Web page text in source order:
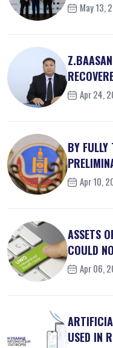
May 13,
Apr 24,
BY
Apr 10,
ASSETS
COULD
OBT...
Apr 06,